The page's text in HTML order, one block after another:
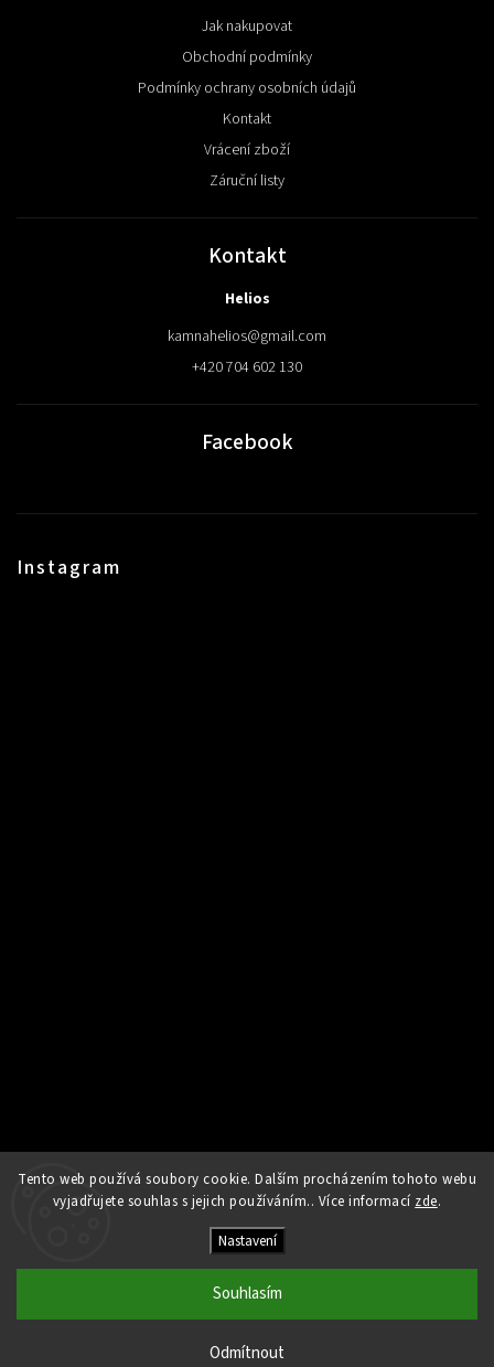
Tento web používá soubory cookie. Dalším procházením tohoto webu
vyjadřujete souhlas s jejich používáním.. Více informací zde.
Nastavení
Odmítnout
Souhlasím
Jak nakupovat
Obchodní podmínky
Podmínky ochrany osobních údajů
Kontakt
Vrácení zboží
Záruční listy
Kontakt
Helios
kamnahelios@gmail.com
+420 704 602 130
Facebook
Instagram
Sledovat na Instagramu
Kamna Helios
Upravit nastavení cookies